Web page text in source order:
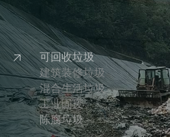
可回收垃圾
建筑装修垃圾
混合生活垃圾
工业固废
陈腐垃圾